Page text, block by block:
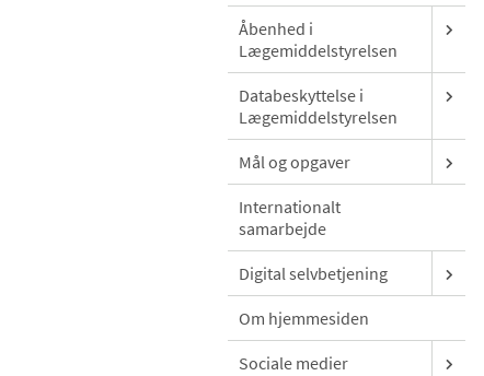
Åbenhed i
Lægemiddelstyrelsen
Databeskyttelse i
Lægemiddelstyrelsen
Mål og opgaver
Internationalt
samarbejde
Digital selvbetjening
Om hjemmesiden
Sociale medier